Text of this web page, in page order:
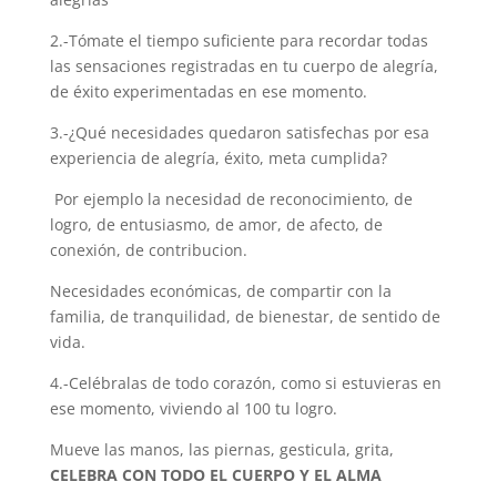
2.-Tómate el tiempo suficiente para recordar todas
las sensaciones registradas en tu cuerpo de alegría,
de éxito experimentadas en ese momento.
3.-¿Qué necesidades quedaron satisfechas por esa
experiencia de alegría, éxito, meta cumplida?
Por ejemplo la necesidad de reconocimiento, de
logro, de entusiasmo, de amor, de afecto, de
conexión, de contribucion.
Necesidades económicas, de compartir con la
familia, de tranquilidad, de bienestar, de sentido de
vida.
4.-Celébralas de todo corazón, como si estuvieras en
ese momento, viviendo al 100 tu logro.
Mueve las manos, las piernas, gesticula, grita,
CELEBRA CON TODO EL CUERPO Y EL ALMA